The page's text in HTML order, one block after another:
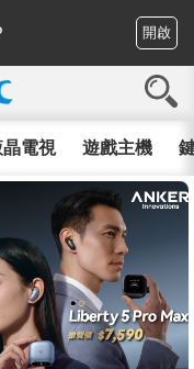
開啟
晶電視 遊戲主機